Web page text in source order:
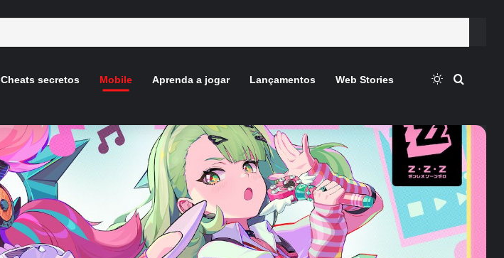
Cheats secretos Mobile Aprenda a jogar Lançamentos Web Stories Switch skin